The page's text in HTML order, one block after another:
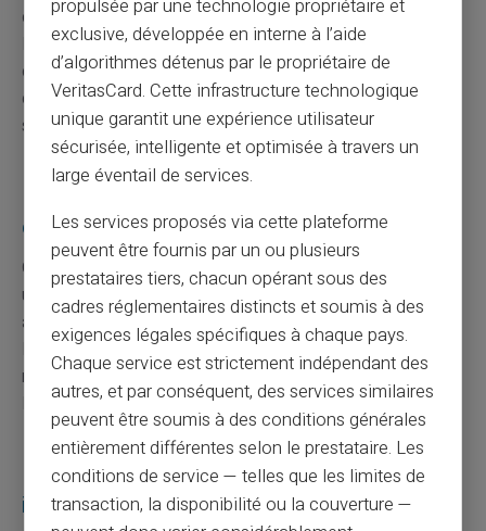
de votre compte principal. En cas de vol ou perte, seule
la somme chargée est à risque, limitant ainsi les
dommages potentiels. L'utilisation du code pin et parfois
du protocole 3D Secure augmente significativement la
sécurité, notamment pour les paiements en ligne.
dans le monde ?
Oui, les cartes prépayées peuvent généralement être
utilisées à l'international, dès lors qu'elles appartiennent
à un réseau reconnu mondialement, tel que Visa ou
Mastercard. Toutefois, certains pays peuvent avoir des
restrictions particulières, donc il est conseillé de vérifier
les conditions d'usage avant de voyager.
Est-ce que toutes les cartes prépayées
incluent un dispositif de sécurité 3D Secure ?
propulsée par une technologie propriétaire et
exclusive, développée en interne à l’aide
d’algorithmes détenus par le propriétaire de
VeritasCard. Cette infrastructure technologique
unique garantit une expérience utilisateur
sécurisée, intelligente et optimisée à travers un
large éventail de services.
Les services proposés via cette plateforme
peuvent être fournis par un ou plusieurs
prestataires tiers, chacun opérant sous des
cadres réglementaires distincts et soumis à des
exigences légales spécifiques à chaque pays.
Chaque service est strictement indépendant des
autres, et par conséquent, des services similaires
peuvent être soumis à des conditions générales
entièrement différentes selon le prestataire. Les
conditions de service — telles que les limites de
transaction, la disponibilité ou la couverture —